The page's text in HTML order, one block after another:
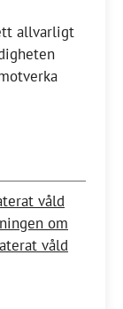
allvarligt
våld
om
våld